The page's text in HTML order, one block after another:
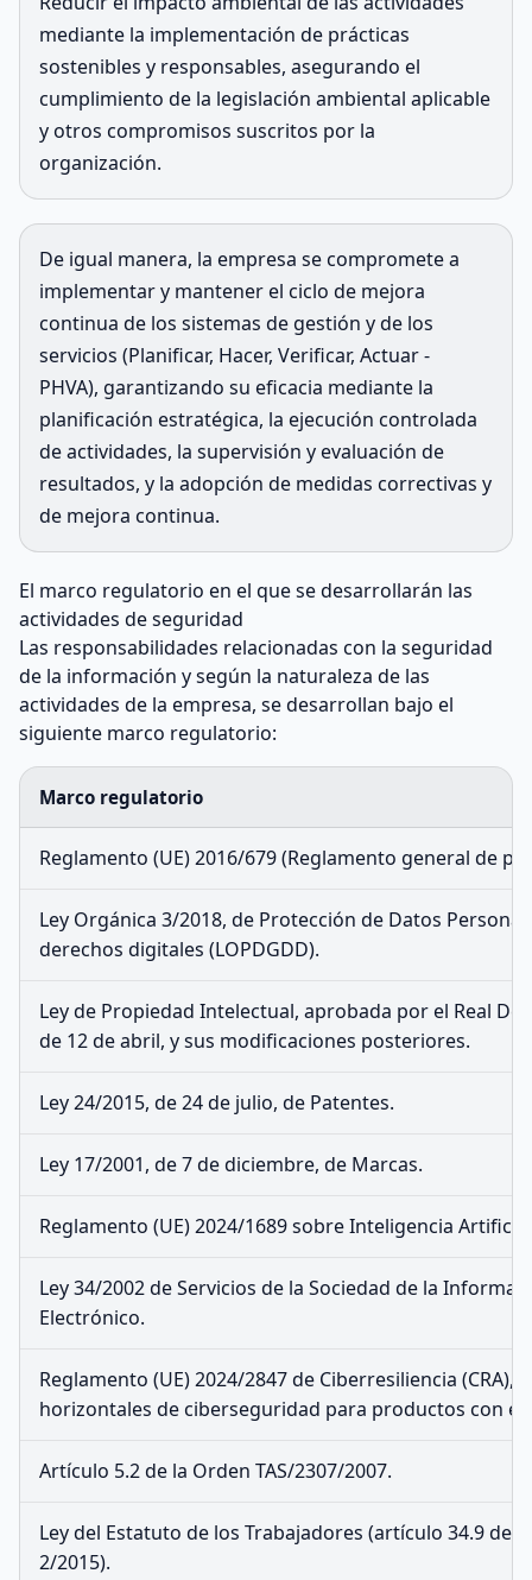
mediante la implementación de prácticas
sostenibles y responsables, asegurando el
cumplimiento de la legislación ambiental aplicable
y otros compromisos suscritos por la
organización.
De igual manera, la empresa se compromete a
implementar y mantener el ciclo de mejora
continua de los sistemas de gestión y de los
servicios (Planificar, Hacer, Verificar, Actuar -
PHVA), garantizando su eficacia mediante la
planificación estratégica, la ejecución controlada
de actividades, la supervisión y evaluación de
resultados, y la adopción de medidas correctivas y
de mejora continua.
El marco regulatorio en el que se desarrollarán las
actividades de seguridad
Las responsabilidades relacionadas con la seguridad
de la información y según la naturaleza de las
actividades de la empresa, se desarrollan bajo el
siguiente marco regulatorio:
Marco regulatorio
Reglamento (UE) 2016/679 (Reglamento general de
Ley Orgánica 3/2018, de Protección de Datos
derechos digitales (LOPDGDD).
Ley de Propiedad Intelectual, aprobada por el Real
de 12 de abril, y sus modificaciones posteriores.
Ley 24/2015, de 24 de julio, de Patentes.
Ley 17/2001, de 7 de diciembre, de Marcas.
Reglamento (UE) 2024/1689 sobre Inteligencia
Ley 34/2002 de Servicios de la Sociedad de la
Electrónico.
Reglamento (UE) 2024/2847 de Ciberresiliencia (CRA),
horizontales de ciberseguridad para productos con
Artículo 5.2 de la Orden TAS/2307/2007.
Ley del Estatuto de los Trabajadores (artículo 34.9 del
2/2015).